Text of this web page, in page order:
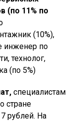
(по 11% по
(10%),
инженер по
технолог,
(по 5%)
специалистам
стране
рублей. На